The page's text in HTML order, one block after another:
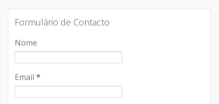
Formulário de Contacto
Nome
Email *